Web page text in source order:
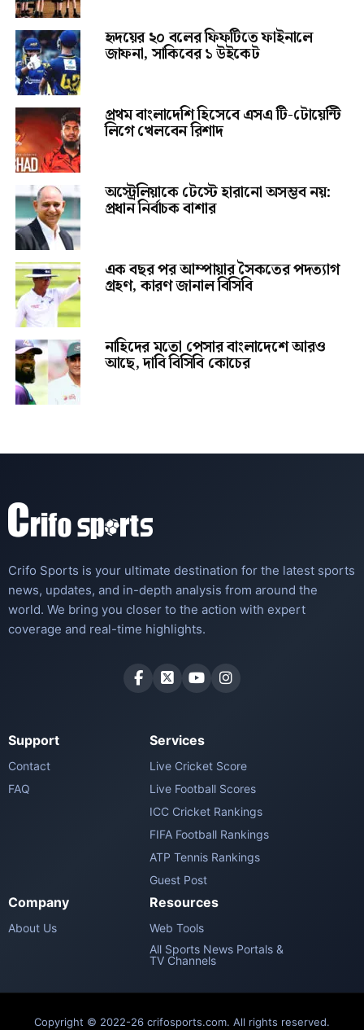
হৃদয়ের ২০ বলের ফিফটিতে ফাইনালে
জাফনা, সাকিবের ১ উইকেট
প্রথম বাংলাদেশি হিসেবে এসএ টি-টোয়েন্টি
লিগে খেলবেন রিশাদ
অস্ট্রেলিয়াকে টেস্টে হারানো অসম্ভব নয়:
প্রধান নির্বাচক বাশার
এক বছর পর আম্পায়ার সৈকতের পদত্যাগ
গ্রহণ, কারণ জানাল বিসিবি
নাহিদের মতো পেসার বাংলাদেশে আরও
আছে, দাবি বিসিবি কোচের
Crifo Sports is your ultimate destination for the latest sports
news, updates, and in-depth analysis from around the
world. We bring you closer to the action with expert
coverage and real-time highlights.
Support
Contact
FAQ
Services
Live Cricket Score
Live Football Scores
ICC Cricket Rankings
FIFA Football Rankings
ATP Tennis Rankings
Guest Post
Company
About Us
Resources
Web Tools
All Sports News Portals &
TV Channels
Copyright © 2022-26 crifosports.com. All rights reserved.